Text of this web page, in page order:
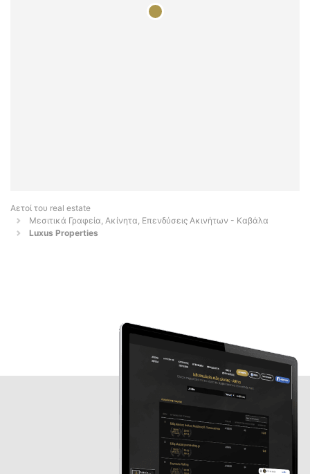
Αετοί του real estate
Μεσιτικά Γραφεία, Ακίνητα, Επενδύσεις Ακινήτων - Καβάλα
Luxus Properties